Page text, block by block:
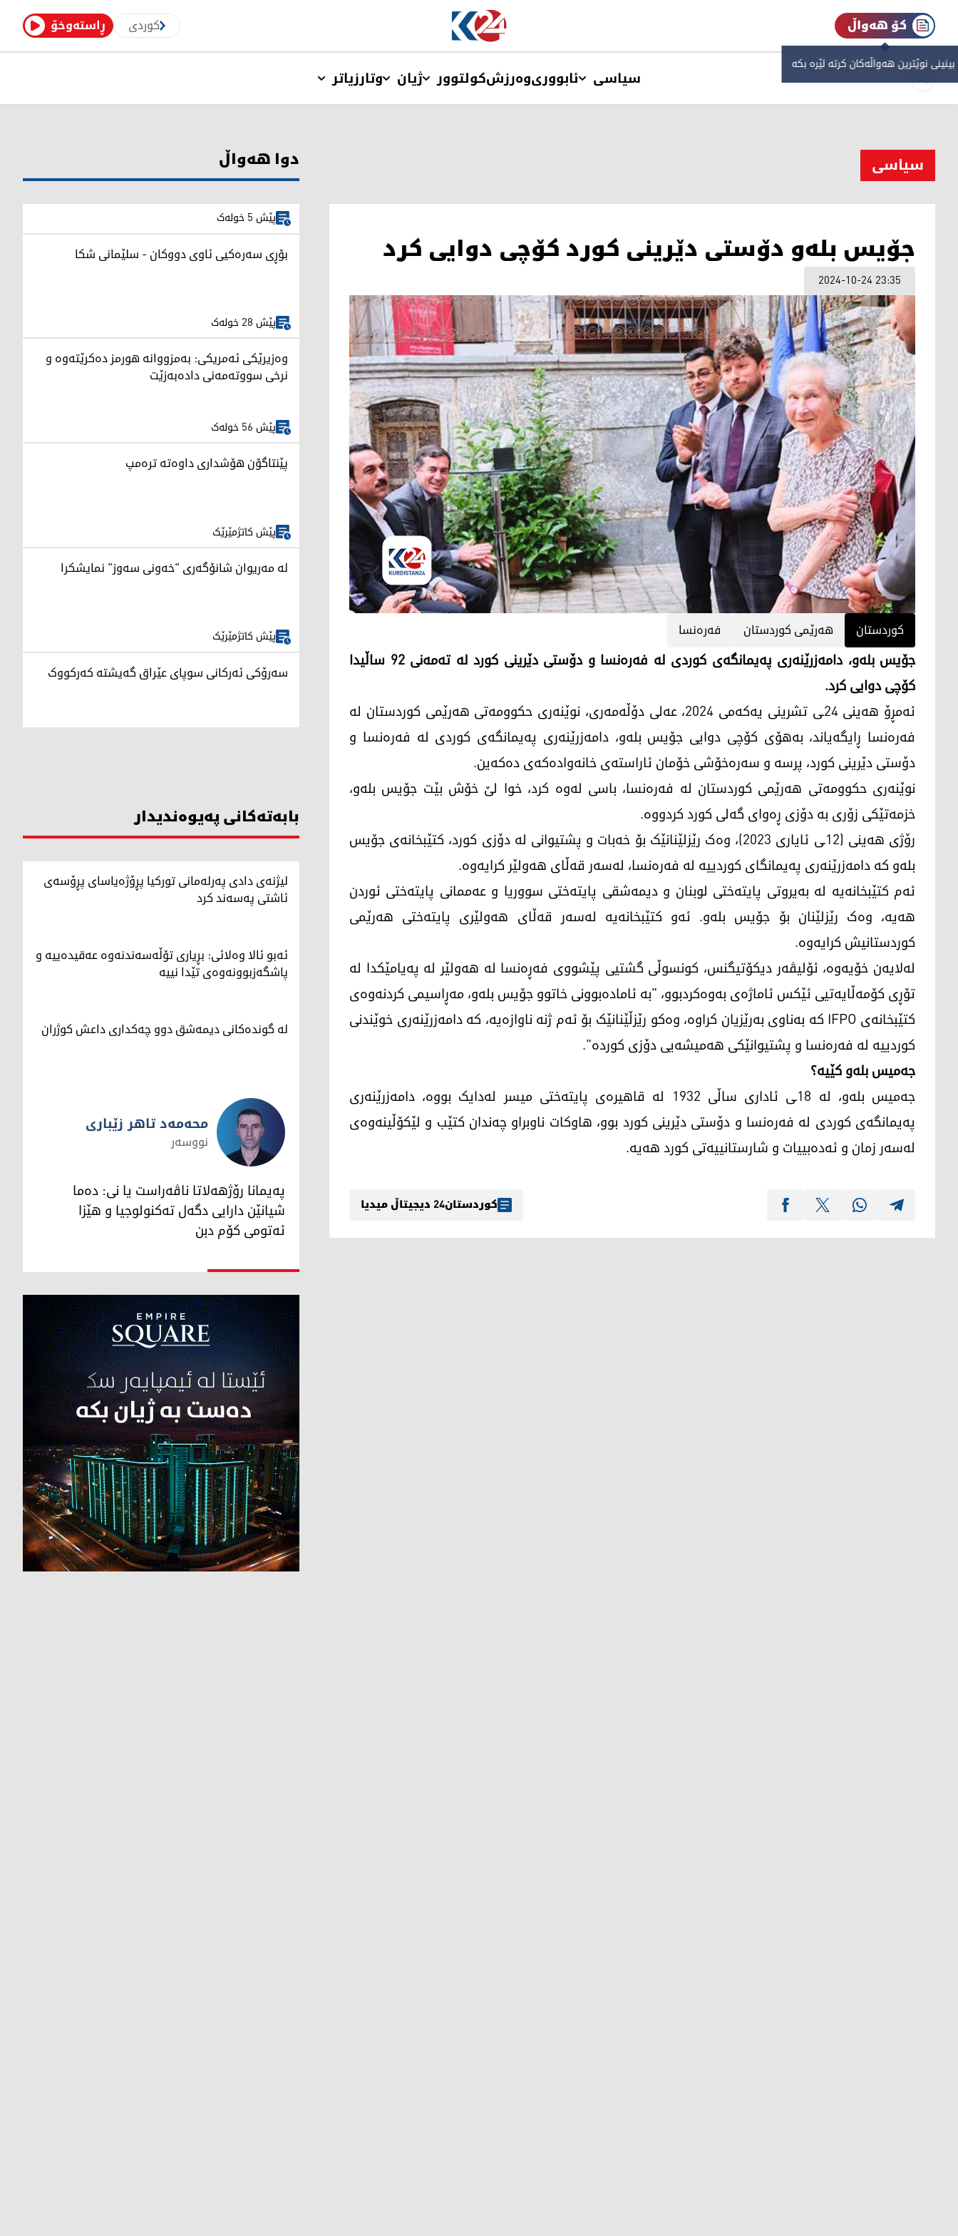
ڕاستەوخۆ کوردی کۆ هەواڵ
نوێترین هەواڵەکان کرتە لێرە بکە
سیاسی ئابووریوەرزشکولتوور ژیان وتارزیاتر
سیاسی
جۆیس بلەو دۆستی دێرینی کورد کۆچی دوایی کرد
2024-10-24 23:35
کوردستان هەرێمی کوردستان فەرەنسا
جۆیس بلەو، دامەزرێنەری پەیمانگەی کوردی لە فەرەنسا و دۆستی دێرینی کورد لە تەمەنی 92 ساڵیدا
کۆچی دوایی کرد.
ئەمڕۆ هەینی 24ـی تشرینی یەکەمی 2024، عەلی دۆڵەمەری، نوێنەری حکوومەتی هەرێمی کوردستان لە
فەرەنسا ڕایگەیاند، بەهۆی کۆچی دوایی جۆیس بلەو، دامەزرێنەری پەیمانگەی کوردی لە فەرەنسا و
دۆستی دێرینی کورد، پرسە و سەرەخۆشی خۆمان ئاراستەی خانەوادەکەی دەکەین.
نوێنەری حکوومەتی هەرێمی کوردستان لە فەرەنسا، باسی لەوە کرد، خوا لێ خۆش بێت جۆیس بلەو،
خزمەتێکی زۆری بە دۆزی ڕەوای گەلی کورد کردووە.
رۆژی هەینی (12ـی ئایاری 2023)، وەک رێزلێنانێک بۆ خەبات و پشتیوانی لە دۆزی کورد، کتێبخانەی جۆیس
بلەو کە دامەزرێنەری پەیمانگای کوردییە لە فەرەنسا، لەسەر قەڵای هەولێر کرایەوە.
ئەم کتێبخانەیە لە بەیروتی پایتەختی لوبنان و دیمەشقی پایتەختی سووریا و عەممانی پایتەختی ئوردن
هەیە، وەک رێزلێنان بۆ جۆیس بلەو. ئەو کتێبخانەیە لەسەر قەڵای هەولێری پایتەختی هەرێمی
کوردستانیش کرایەوە.
لەلایەن خۆیەوە، ئۆلیڤەر دیکۆتیگنس، کونسوڵی گشتیی پێشووی فەڕەنسا لە هەولێر لە پەیامێکدا لە
تۆڕی کۆمەڵایەتیی ئێکس ئاماژەی بەوەکردبوو، "بە ئامادەبوونی خاتوو جۆیس بلەو، مەڕاسیمی کردنەوەی
کتێبخانەی IFPO کە بەناوی بەرێزیان کراوە، وەکو رێزڵێنانێک بۆ ئەم ژنە ناوازەیە، کە دامەزرێنەری خوێندنی
کوردییە لە فەرەنسا و پشتیوانێکی هەمیشەیی دۆزی کوردە".
جەمیس بلەو کێیە؟
جەمیس بلەو، لە 18ـی ئاداری ساڵی 1932 لە قاهیرەی پایتەختی میسر لەدایک بووە، دامەزرێنەری
پەیمانگەی کوردی لە فەرەنسا و دۆستی دێرینی کورد بوو، هاوکات ناوبراو چەندان کتێب و لێکۆڵینەوەی
لەسەر زمان و ئەدەبییات و شارستانییەتی کورد هەیە.
کوردستان24 دیجیتاڵ میدیا
دوا هەواڵ
پێش 5 خولەک
بۆڕی سەرەکیی ئاوی دووکان - سلێمانی شکا
پێش 28 خولەک
وەزیرێکی ئەمریکی: بەمزووانە هورمز دەکرێتەوە و
نرخی سووتەمەنی دادەبەزێت
پێش 56 خولەک
پێنتاگۆن هۆشداری داوەتە ترەمپ
پێش کاتژمێرێک
لە مەریوان شانۆگەری "خەونی سەوز" نمایشکرا
پێش کاتژمێرێک
سەرۆکی ئەرکانی سوپای عێراق گەیشتە کەرکووک
بابەتەکانی پەیوەندیدار
لیژنەی دادی پەرلەمانی توركیا پڕۆژەیاسای پڕۆسەی
ئاشتی پەسەند كرد
ئەبو ئالا وەلائی: بڕیاری تۆڵەسەندنەوە عەقیدەییە و
پاشگەزبوونەوەی تێدا نییە
لە گوندەکانی دیمەشق دوو چەکداری داعش کوژران
محەمەد تاهر زێبارى
محەمەد تاهر زێبارى
نووسەر
پەیمانا رۆژهەلاتا ناڤەراست یا نى: دەما
شیانێن دارایى دگەل تەکنولوجیا و هێزا
ئەتومى کۆم دبن